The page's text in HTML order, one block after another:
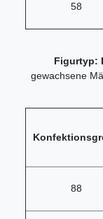
58
Figurtyp:
gewachsene
88